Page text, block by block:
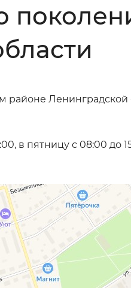
монохромный
районе Ленинградской
в пятницу с 08:00 до